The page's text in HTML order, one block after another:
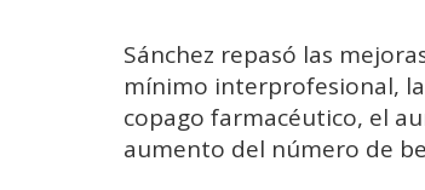
Sánchez repasó las
mínimo interprofesional,
copago farmacéutico, el
aumento del número de